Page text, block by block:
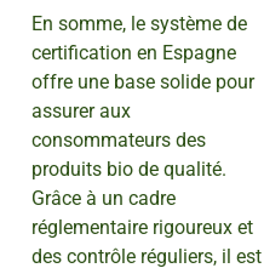
En somme, le système de
certification en Espagne
offre une base solide pour
assurer aux
consommateurs des
produits bio de qualité.
Grâce à un cadre
réglementaire rigoureux et
des contrôle réguliers, il est